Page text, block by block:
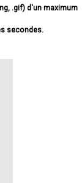
.gif) d'un maximum
secondes.